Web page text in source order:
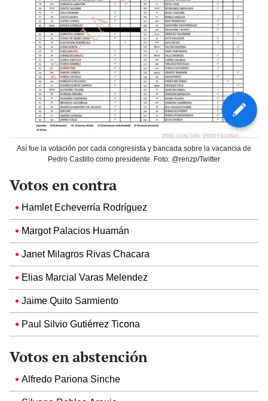
Así fue la votación por cada congresista y bancada sobre la vacancia de
Pedro Castillo como presidente. Foto: @renzp/Twitter
Votos en contra
Hamlet Echeverría Rodríguez
Margot Palacios Huamán
Janet Milagros Rivas Chacara
Elias Marcial Varas Melendez
Jaime Quito Sarmiento
Paul Silvio Gutiérrez Ticona
Votos en abstención
Alfredo Pariona Sinche